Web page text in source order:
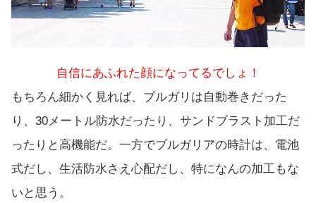
自信にあふれた顔になってるでしょ！
もちろん細かく見れば、ブルガリは自動巻きだった
り、30メートル防水だったり、サンドブラスト加工だ
ったりと高機能だ。一方でブルガリアの時計は、電池
式だし、生活防水さえ心配だし、特になんの加工もな
いと思う。